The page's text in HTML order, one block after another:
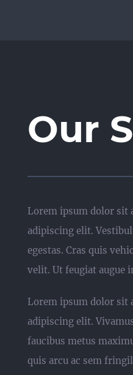
Our
Lorem ipsum dolor sit
adipiscing elit.
egestas. Cras quis
velit. Ut feugiat augue
Lorem ipsum dolor sit
adipiscing elit.
faucibus metus
quis arcu ac sem